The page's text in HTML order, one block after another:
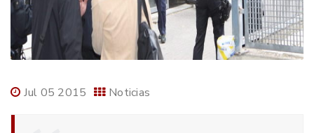
Jul 05 2015 Noticias